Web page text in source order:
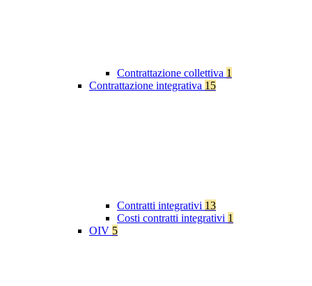
Contrattazione collettiva 1
Contrattazione integrativa 15
Contratti integrativi 13
Costi contratti integrativi 1
OIV 5